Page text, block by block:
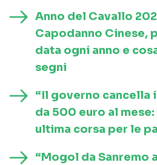
Anno del Cavallo
Capodanno Cinese,
data ogni anno e
segni
“Il governo cancella
da 500 euro al
ultima corsa per le
“Mogol da Sanremo